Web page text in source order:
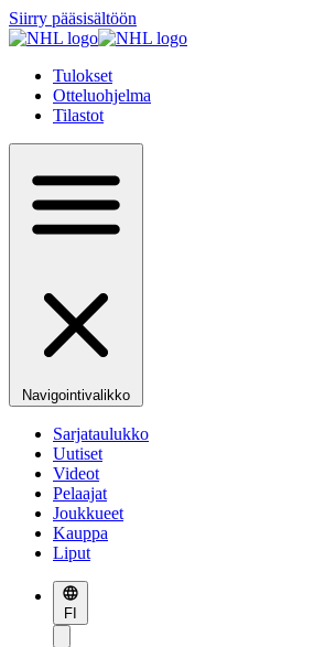
Siirry pääsisältöön
Tulokset
Otteluohjelma
Tilastot
Navigointivalikko
Sarjataulukko
Uutiset
Videot
Pelaajat
Joukkueet
Kauppa
Liput
FI